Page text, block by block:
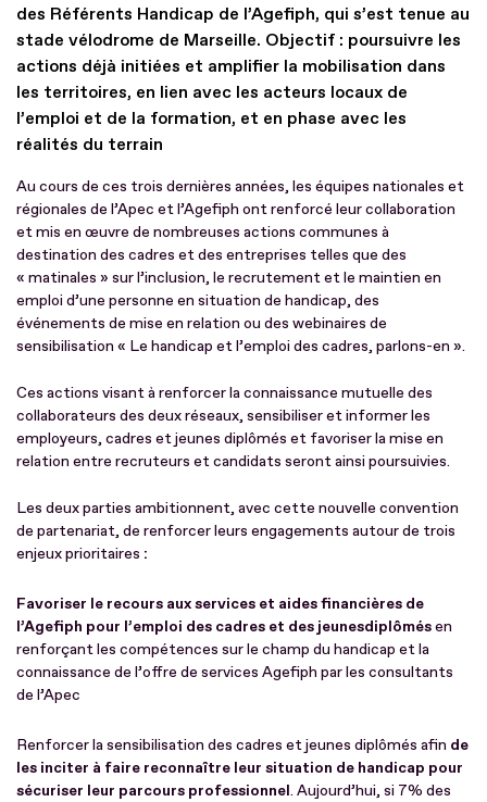
des Référents Handicap de l’Agefiph, qui s’est tenue au
stade vélodrome de Marseille. Objectif : poursuivre les
actions déjà initiées et amplifier la mobilisation dans
les territoires, en lien avec les acteurs locaux de
l’emploi et de la formation, et en phase avec les
réalités du terrain
Au cours de ces trois dernières années, les équipes nationales et
régionales de l’Apec et l’Agefiph ont renforcé leur collaboration
et mis en œuvre de nombreuses actions communes à
destination des cadres et des entreprises telles que des
« matinales » sur l’inclusion, le recrutement et le maintien en
emploi d’une personne en situation de handicap, des
événements de mise en relation ou des webinaires de
sensibilisation « Le handicap et l’emploi des cadres, parlons-en ».
Ces actions visant à renforcer la connaissance mutuelle des
collaborateurs des deux réseaux, sensibiliser et informer les
employeurs, cadres et jeunes diplômés et favoriser la mise en
relation entre recruteurs et candidats seront ainsi poursuivies.
Les deux parties ambitionnent, avec cette nouvelle convention
de partenariat, de renforcer leurs engagements autour de trois
enjeux prioritaires :
Favoriser le recours aux services et aides financières de
l’Agefiph pour l’emploi des cadres et des jeunesdiplômésen
renforçant les compétences sur le champ du handicap et la
connaissance de l’offre de services Agefiph par les consultants
de l’Apec
Renforcer la sensibilisation des cadres et jeunes diplômés afin de
les inciter à faire reconnaître leur situation de handicap pour
sécuriser leur parcours professionnel. Aujourd’hui, si 7% des